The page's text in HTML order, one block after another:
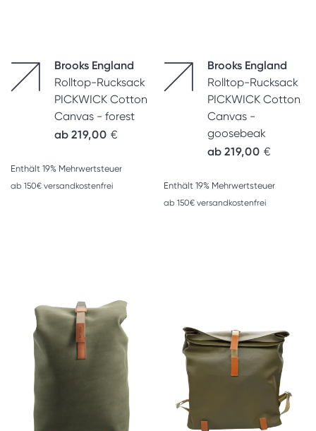
Brooks England
Rolltop-Rucksack
PICKWICK Cotton
Canvas - forest
ab 219,00 €
Enthält 19% Mehrwertsteuer
ab 150€ versandkostenfrei
Brooks England
Rolltop-Rucksack
PICKWICK Cotton
Canvas -
goosebeak
ab 219,00 €
Enthält 19% Mehrwertsteuer
ab 150€ versandkostenfrei